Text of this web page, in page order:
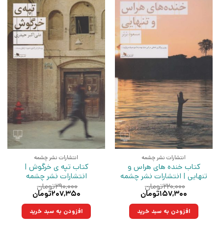
انتشارات نشر چشمه
کتاب خنده های هراس و
تنهایی | انتشارات نشر چشمه
۲۲۰,۰۰۰تومان
قیمت
۲۲۰,۰۰۰تومان
بود.
۱۵۷,۳۰۰تومان
۱۵۷,۳۰۰تومان.افزودن به سبد خرید
انتشارات نشر چشمه
کتاب تپه ی خرگوش |
انتشارات نشر چشمه
۲۹۰,۰۰۰تومان
قیمت
۲۹۰,۰۰۰تومان
بود.
۲۰۷,۳۵۰تومان
۲۰۷,۳۵۰تومان.افزودن به سبد خرید